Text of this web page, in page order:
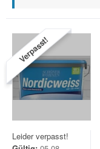
Verpasst!
Leider verpasst!